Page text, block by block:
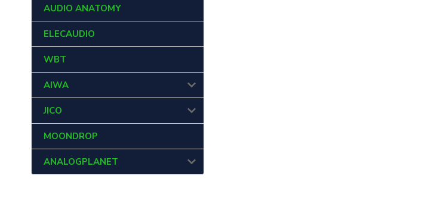
AUDIO ANATOMY
ELECAUDIO
WBT
AIWA
JICO
MOONDROP
ANALOGPLANET